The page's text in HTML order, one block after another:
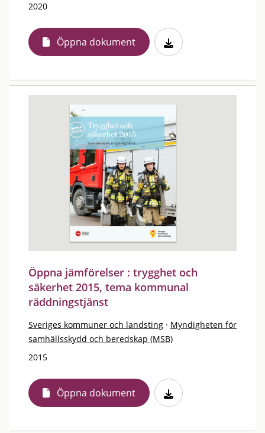
2020
Öppna dokument
Öppna jämförelser : trygghet och
säkerhet 2015, tema kommunal
räddningstjänst
Sveriges kommuner och landsting · Myndigheten för
samhällsskydd och beredskap (MSB)
2015
Öppna dokument